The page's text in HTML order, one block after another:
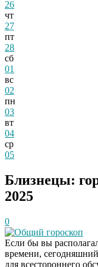
26
чт
27
пт
28
сб
01
вс
02
пн
03
вт
04
ср
05
Близнецы:
2025
0
Общий гороскоп
Если бы вы
времени,
для всестороннего